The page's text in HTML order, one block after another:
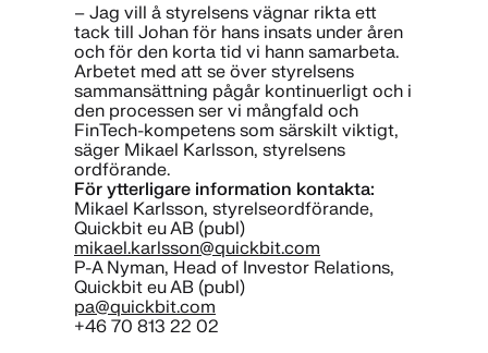
– Jag vill å styrelsens vägnar rikta ett
tack till Johan för hans insats under åren
och för den korta tid vi hann samarbeta.
Arbetet med att se över styrelsens
sammansättning pågår kontinuerligt och i
den processen ser vi mångfald och
FinTech-kompetens som särskilt viktigt,
säger Mikael Karlsson, styrelsens
ordförande.
För ytterligare information kontakta:
Mikael Karlsson, styrelseordförande,
Quickbit eu AB (publ)
mikael.karlsson@quickbit.com
P-A Nyman, Head of Investor Relations,
Quickbit eu AB (publ)
pa@quickbit.com
+46 70 813 22 02